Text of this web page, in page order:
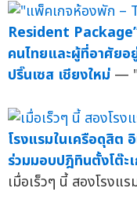
Resident
คนไทยและผู้ที่อาศัยอ
ปริ๊นเซส เชียงใหม่ — "
โรงแรมในเครือดุสิต
ร่วมมอบปฎิทินตั้งโต๊ะ
เมื่อเร็วๆ นี้ สองโรงแร